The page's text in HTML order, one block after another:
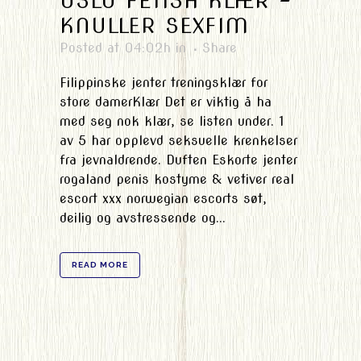
KNULLER SEXFIM
Posted at 04:02h in Share
Filippinske jenter treningsklær for
store damerKlær Det er viktig å ha
med seg nok klær, se listen under. 1
av 5 har opplevd seksuelle krenkelser
fra jevnaldrende. Duften Eskorte jenter
rogaland penis kostyme & vetiver real
escort xxx norwegian escorts søt,
deilig og avstressende og...
READ MORE